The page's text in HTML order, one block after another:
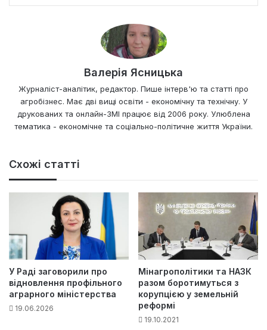
Валерія Ясницька
Журналіст-аналітик, редактор. Пише інтерв'ю та статті про
агробізнес. Має дві вищі освіти - економічну та технічну. У
друкованих та онлайн-ЗМІ працює від 2006 року. Улюблена
тематика - економічне та соціально-політичне життя України.
Схожі статті
У Раді заговорили про
відновлення профільного
аграрного міністерства
19.06.2026
Мінагрополітики та НАЗК
разом боротимуться з
корупцією у земельній
реформі
19.10.2021